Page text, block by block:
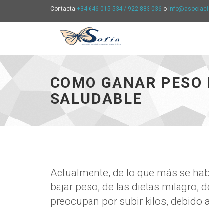
Contacta +34 646 015 534 / 922 883 036 o
Ir
a
la
página
de
COMO GANAR
SALUDABLE
Actualmente, de lo que más se
bajar peso, de las dietas milagro,
preocupan por subir kilos, debido